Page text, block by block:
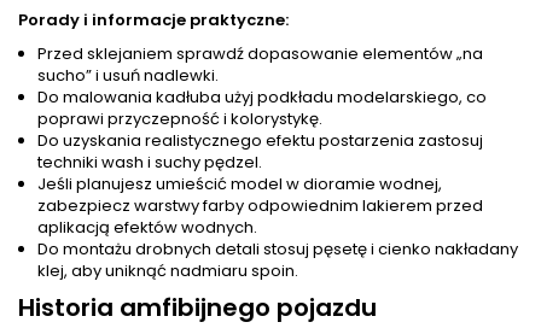
Porady i informacje praktyczne:
Przed sklejaniem sprawdź dopasowanie elementów „na
sucho” i usuń nadlewki.
Do malowania kadłuba użyj podkładu modelarskiego, co
poprawi przyczepność i kolorystykę.
Do uzyskania realistycznego efektu postarzenia zastosuj
techniki wash i suchy pędzel.
Jeśli planujesz umieścić model w dioramie wodnej,
zabezpiecz warstwy farby odpowiednim lakierem przed
aplikacją efektów wodnych.
Do montażu drobnych detali stosuj pęsetę i cienko nakładany
klej, aby uniknąć nadmiaru spoin.
Historia amfibijnego pojazdu